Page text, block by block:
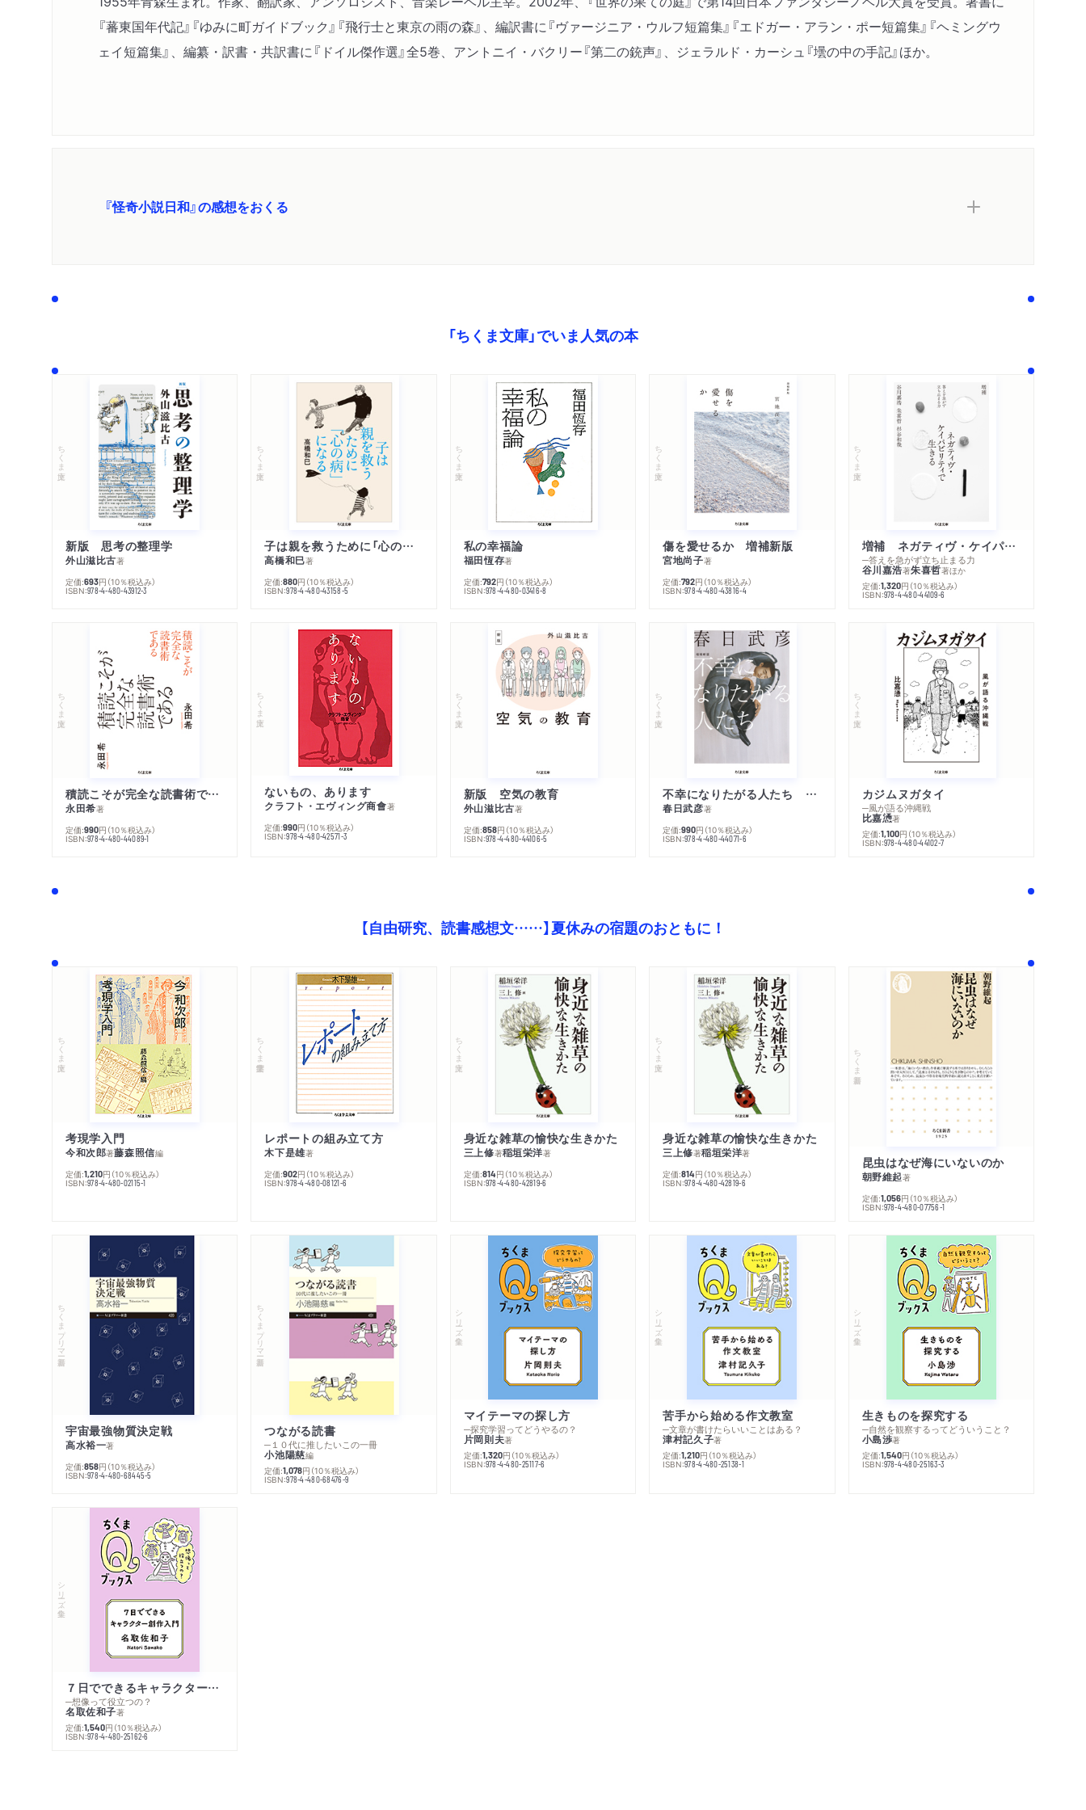
ターンヘルム（ヒュー・ウォルポール）
失われた船（Ｗ．Ｗ．ジェイコブズ）
『蕃東国年代記』『ゆみに町ガイドブック』『飛行士と東京の雨の森』、編訳書に『ヴァージニア・ウルフ短篇集』『エドガー・アラン・ポー短篇集』『ヘミングウ
ェイ短篇集』、編纂・訳書・共訳書に『ドイル傑作選』全5巻、アントニイ・バクリー『第二の銃声』、ジェラルド・カーシュ『壜の中の手記』ほか。
『怪奇小説日和』の感想をおくる
「ちくま文庫」でいま人気の本
ちくま文庫
新版 思考の整理学
外山滋比古著
定価:693円 （10％税込み）
ISBN:978-4-480-43912-3
ちくま文庫
子は親を救うために「心の病」になる
高橋和巳著
定価:880円 （10％税込み）
ISBN:978-4-480-43158-5
ちくま文庫
私の幸福論
福田恆存著
定価:792円 （10％税込み）
ISBN:978-4-480-03416-8
ちくま文庫
傷を愛せるか 増補新版
宮地尚子著
定価:792円 （10％税込み）
ISBN:978-4-480-43816-4
ちくま文庫
増補 ネガティヴ・ケイパビリティで生きる
─答えを急がず立ち止まる力
谷川嘉浩著朱喜哲著ほか
定価:1,320円 （10％税込み）
ISBN:978-4-480-44109-6
ちくま文庫
積読こそが完全な読書術である
永田希著
定価:990円 （10％税込み）
ISBN:978-4-480-44089-1
ちくま文庫
ないもの、あります
クラフト・エヴィング商會著
定価:990円 （10％税込み）
ISBN:978-4-480-42571-3
ちくま文庫
新版 空気の教育
外山滋比古著
定価:858円 （10％税込み）
ISBN:978-4-480-44106-5
ちくま文庫
不幸になりたがる人たち 増補新版
春日武彦著
定価:990円 （10％税込み）
ISBN:978-4-480-44071-6
ちくま文庫
カジムヌガタイ
─風が語る沖縄戦
比嘉慂著
定価:1,100円 （10％税込み）
ISBN:978-4-480-44102-7
【自由研究、読書感想文……】夏休みの宿題のおともに！
ちくま文庫
考現学入門
今和次郎著藤森照信編
定価:1,210円 （10％税込み）
ISBN:978-4-480-02115-1
ちくま学芸文庫
レポートの組み立て方
木下是雄著
定価:902円 （10％税込み）
ISBN:978-4-480-08121-6
ちくま文庫
身近な雑草の愉快な生きかた
三上修著稲垣栄洋著
定価:814円 （10％税込み）
ISBN:978-4-480-42819-6
ちくま文庫
身近な雑草の愉快な生きかた
三上修著稲垣栄洋著
定価:814円 （10％税込み）
ISBN:978-4-480-42819-6
ちくま新書
昆虫はなぜ海にいないのか
朝野維起著
定価:1,056円 （10％税込み）
ISBN:978-4-480-07756-1
ちくまプリマー新書
宇宙最強物質決定戦
高水裕一著
定価:858円 （10％税込み）
ISBN:978-4-480-68445-5
ちくまプリマー新書
つながる読書
─１０代に推したいこの一冊
小池陽慈編
定価:1,078円 （10％税込み）
ISBN:978-4-480-68476-9
シリーズ・全集
マイテーマの探し方
─探究学習ってどうやるの？
片岡則夫著
定価:1,320円 （10％税込み）
ISBN:978-4-480-25117-6
シリーズ・全集
苦手から始める作文教室
─文章が書けたらいいことはある？
津村記久子著
定価:1,210円 （10％税込み）
ISBN:978-4-480-25138-1
シリーズ・全集
生きものを探究する
─自然を観察するってどういうこと？
小島渉著
定価:1,540円 （10％税込み）
ISBN:978-4-480-25163-3
シリーズ・全集
７日でできるキャラクター創作入門
─想像って役立つの？
名取佐和子著
定価:1,540円 （10％税込み）
ISBN:978-4-480-25162-6